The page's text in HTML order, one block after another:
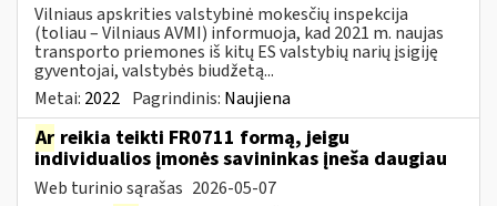
Vilniaus apskrities valstybinė mokesčių inspekcija
(toliau – Vilniaus AVMI) informuoja, kad 2021 m. naujas
transporto priemones iš kitų ES valstybių narių įsigiję
gyventojai, valstybės biudžetą...
Metai: 2022 Pagrindinis: Naujiena
Ar reikia teikti FR0711 formą, jeigu
individualios įmonės savininkas įneša daugiau
Web turinio sąrašas 2026-05-07